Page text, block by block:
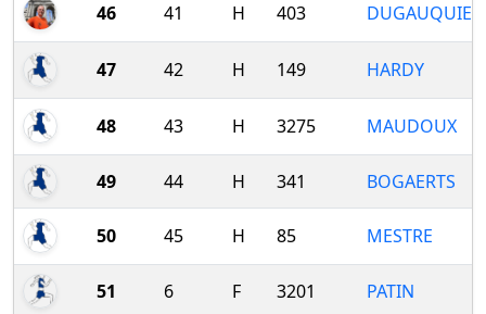
46 41 H 403 DUGAUQUIER
47 42 H 149 HARDY
48 43 H 3275 MAUDOUX
49 44 H 341 BOGAERTS
50 45 H 85 MESTRE
51 6 F 3201 PATIN